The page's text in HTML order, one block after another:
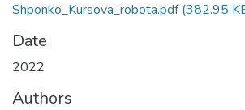
Shponko_Kursova_robota.pdf(382.95
Date
2022
Authors